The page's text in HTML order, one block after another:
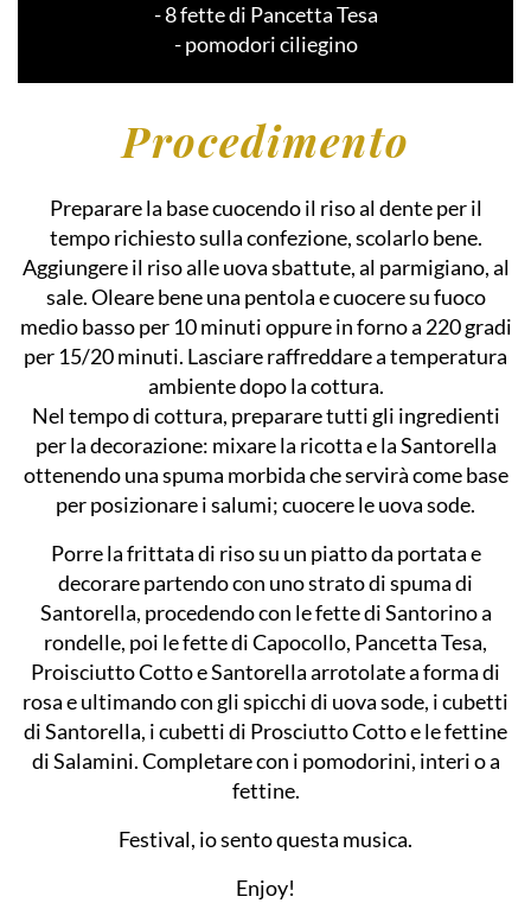
- 8 fette di Pancetta Tesa
- pomodori ciliegino
Procedimento
Preparare la base cuocendo il riso al dente per il
tempo richiesto sulla confezione, scolarlo bene.
Aggiungere il riso alle uova sbattute, al parmigiano, al
sale. Oleare bene una pentola e cuocere su fuoco
medio basso per 10 minuti oppure in forno a 220 gradi
per 15/20 minuti. Lasciare raffreddare a temperatura
ambiente dopo la cottura.
Nel tempo di cottura, preparare tutti gli ingredienti
per la decorazione: mixare la ricotta e la Santorella
ottenendo una spuma morbida che servirà come base
per posizionare i salumi; cuocere le uova sode.
Porre la frittata di riso su un piatto da portata e
decorare partendo con uno strato di spuma di
Santorella, procedendo con le fette di Santorino a
rondelle, poi le fette di Capocollo, Pancetta Tesa,
Proisciutto Cotto e Santorella arrotolate a forma di
rosa e ultimando con gli spicchi di uova sode, i cubetti
di Santorella, i cubetti di Prosciutto Cotto e le fettine
di Salamini. Completare con i pomodorini, interi o a
fettine.
Festival, io sento questa musica.
Enjoy!